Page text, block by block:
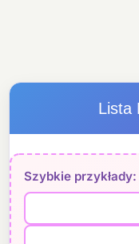
Lista
Szybkie przykłady: